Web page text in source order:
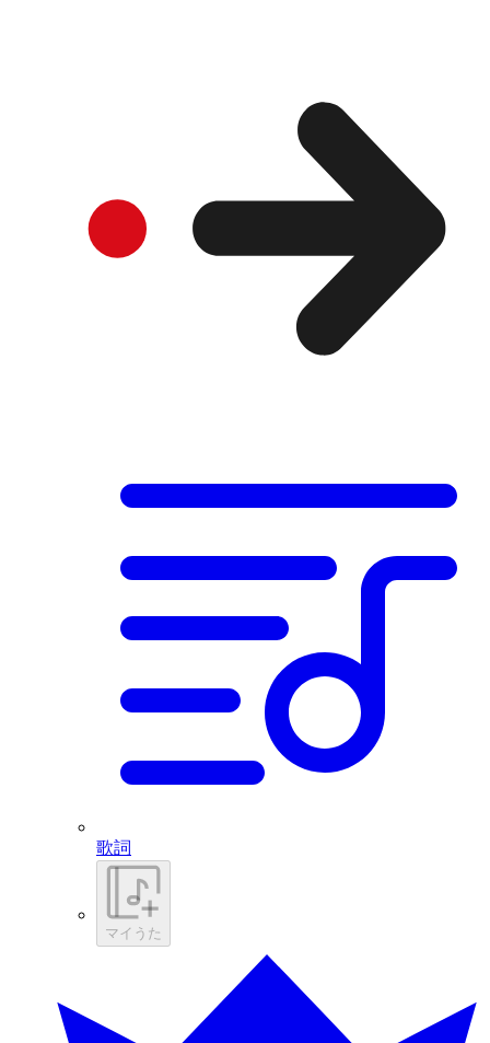
歌詞
マイうた